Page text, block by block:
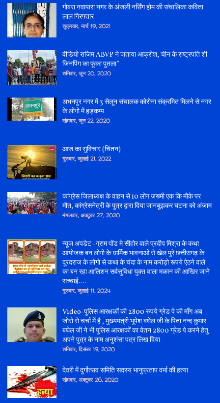
गोबरा नवापारा नगर के अंजली नर्सिंग होम की संचालिका कविता
लाल गिरफ्तार
शुक्रवार, मार्च 19, 2021
वीडियो राजिम ABVP ने जताया आक्रोश, चीन के राष्ट्रपति शी
जिनपिंग का फूंका पुतला*
शनिवार, जून 20, 2020
अभनपुर नगर में 3 सेलून संचालक कोरोना संक्रमित मिलने से नगर
के लोगो में हड़कम्प
सोमवार, जून 22, 2020
आज का सुविचार (चिंतन)
गुरुवार, जुलाई 21, 2022
कांग्रेस जिलाध्यक्ष के वाहन से 10 लोग जख्मी एक कि मौके पर
मौत, कांग्रेसनेत्री के पुत्र द्वारा दिया जानबूझकर घटना को अंजाम
मंगलवार, अक्टूबर 27, 2020
न्यूज अपडेट -ग्राम पोंड मे सीहोर वाले प्रदीप मिश्रा के कथा
आयोजक बन लोगो के धार्मिक भावनाओं से खेल पुरे छत्तीसगढ़ के
दूरदराज के लोगो से कथा के चंदा के नाम करोड़ो रूपये ऐठने वाले
का बन रहा आलिशन सर्वसुविधा युक्त वाला मकान की आखिर जाने
सच्चाई....
गुरुवार, जुलाई 11, 2024
Video-पुलिस आरक्षकों की 2800 रुपये ग्रेड पे की माँग अब
जोरो से चर्चा में है , मुख्यमंत्री भूपेश बघेल जी के पिता नन्द कुमार
बघेल जी ने भी पुलिस आरक्षकों का वेतन 2800 ग्रेड पे करने हेतु
अपने पुत्र के नाम अनुशंसा पत्र लिख दिया
शनिवार, दिसंबर 19, 2020
देवरी में दुर्गोत्सव समिति सदस्य भानुप्रताप वर्मा की हत्या
सोमवार, अक्टूबर 26, 2020